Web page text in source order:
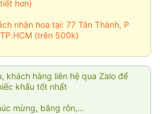
hơn)
nhận hoa tại: 77 Tân Thành, P
(trên 500k)
khách hàng liên hệ qua Zalo để
khấu tốt nhất
mừng, băng rôn,...